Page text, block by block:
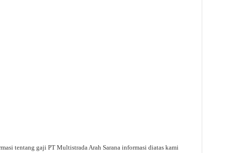
tentang gaji PT Multistrada Arah Sarana informasi diatas kami